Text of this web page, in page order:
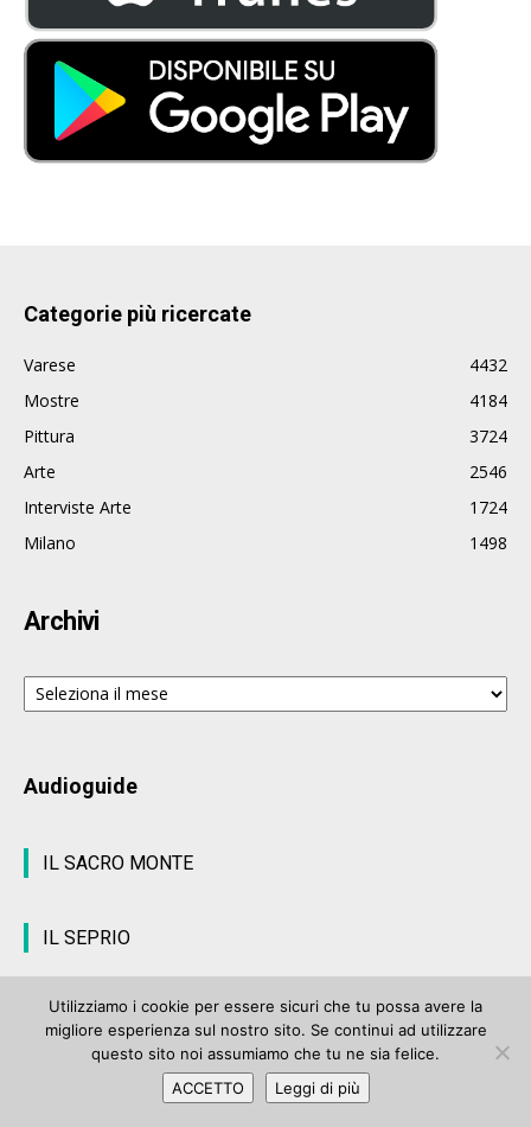
Categorie più ricercate
Varese
4432
Mostre
4184
Pittura
3724
Arte
2546
Interviste Arte
1724
Milano
1498
Archivi
Archivi
Audioguide
IL SACRO MONTE
IL SEPRIO
© ArteVarese.com by Wtv S.r.l.- © 2007 - P.I. 03063680122 Iscrizione n°
906 del Registro Stampa del Tribunale di Varese del 17 luglio 2006 |
Privacy Policy
Utilizziamo i cookie per essere sicuri che tu possa avere la
migliore esperienza sul nostro sito. Se continui ad utilizzare
questo sito noi assumiamo che tu ne sia felice.
ACCETTO
Leggi di più